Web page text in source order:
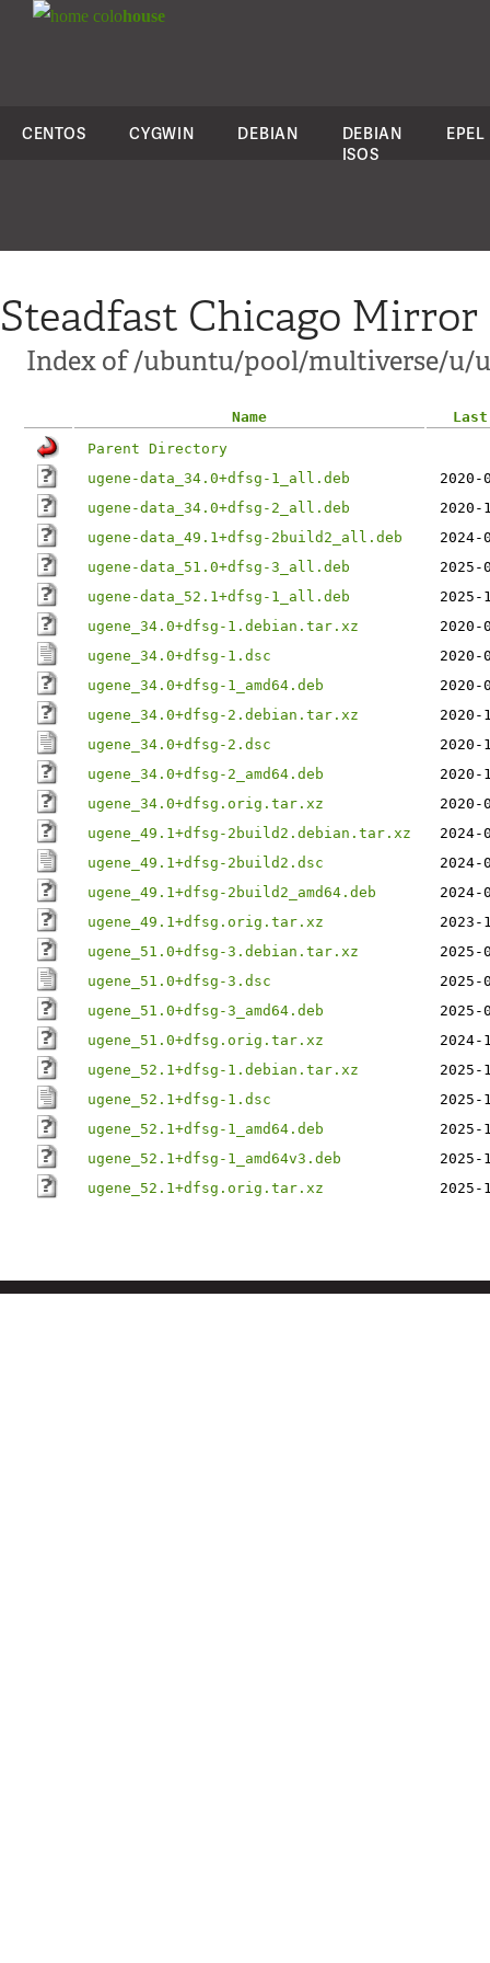
colohouse
CENTOS CYGWIN DEBIAN
DEBIAN
ISOS
EPEL
Steadfast Chicago Mirror
Index of /ubuntu/pool/multiverse/u/
Name
Parent Directory
ugene-data_34.0+dfsg-1_all.deb
2020-
ugene-data_34.0+dfsg-2_all.deb
2020-
ugene-data_49.1+dfsg-2build2_all.deb
2024-
ugene-data_51.0+dfsg-3_all.deb
2025-
ugene-data_52.1+dfsg-1_all.deb
2025-
ugene_34.0+dfsg-1.debian.tar.xz
2020-
ugene_34.0+dfsg-1.dsc
2020-
ugene_34.0+dfsg-1_amd64.deb
2020-
ugene_34.0+dfsg-2.debian.tar.xz
2020-
ugene_34.0+dfsg-2.dsc
2020-
ugene_34.0+dfsg-2_amd64.deb
2020-
ugene_34.0+dfsg.orig.tar.xz
2020-
ugene_49.1+dfsg-2build2.debian.tar.xz
2024-
ugene_49.1+dfsg-2build2.dsc
2024-
ugene_49.1+dfsg-2build2_amd64.deb
2024-
ugene_49.1+dfsg.orig.tar.xz
2023-
ugene_51.0+dfsg-3.debian.tar.xz
2025-
ugene_51.0+dfsg-3.dsc
2025-
ugene_51.0+dfsg-3_amd64.deb
2025-
ugene_51.0+dfsg.orig.tar.xz
2024-
ugene_52.1+dfsg-1.debian.tar.xz
2025-
ugene_52.1+dfsg-1.dsc
2025-
ugene_52.1+dfsg-1_amd64.deb
2025-
ugene_52.1+dfsg-1_amd64v3.deb
2025-
ugene_52.1+dfsg.orig.tar.xz
2025-